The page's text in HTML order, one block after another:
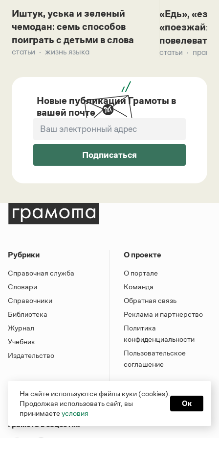
Иштук, уська и зеленый
чемодан: семь способов
поиграть с детьми в слова
статьи жизнь языка
«Едь»,
«поезжай»?
повелевать
статьи
Новые публикации Грамоты в
вашей почте
Подписаться
Рубрики
Справочная служба
Словари
Справочники
Библиотека
Журнал
Учебник
Издательство
О проекте
О портале
Команда
Обратная связь
Реклама и партнерство
Политика
конфиденциальности
Пользовательское
соглашение
Грамота в соцсетях
На сайте используются файлы куки (cookies).
Продолжая использовать сайт, вы
принимаетеусловия
Ок